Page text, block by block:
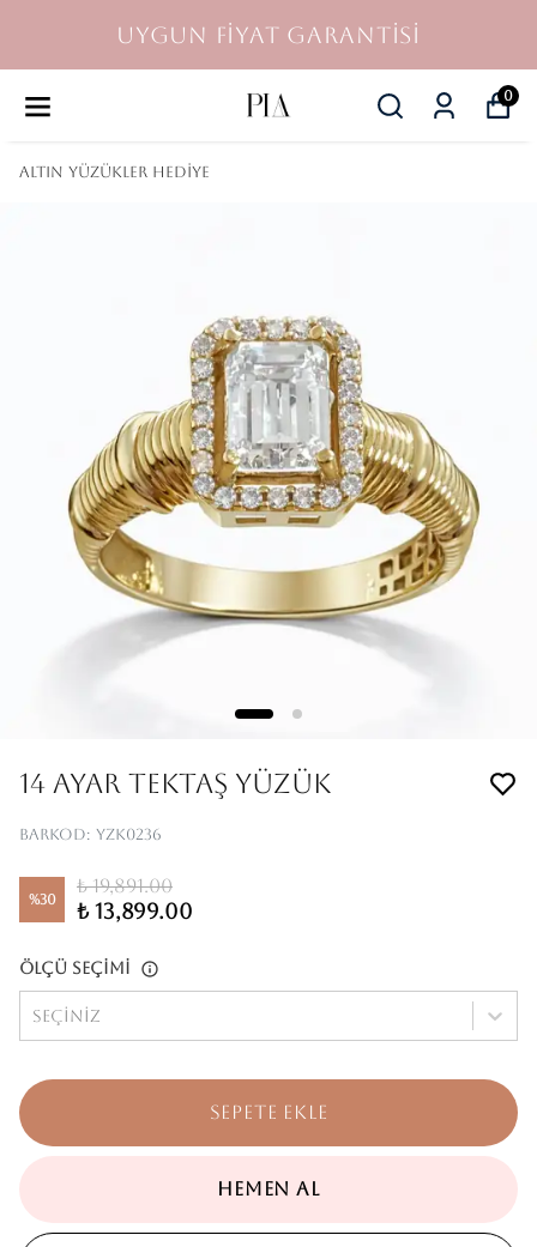
UYGUN FİYAT GARANTİSİ
0
Altın Yüzükler Hediye
14 Ayar Tektaş Yüzük
Barkod: YZK0236
%30
₺ 19,891.00
₺ 13,899.00
Ölçü Seçimi
Seçiniz
SEPETE EKLE
HEMEN AL